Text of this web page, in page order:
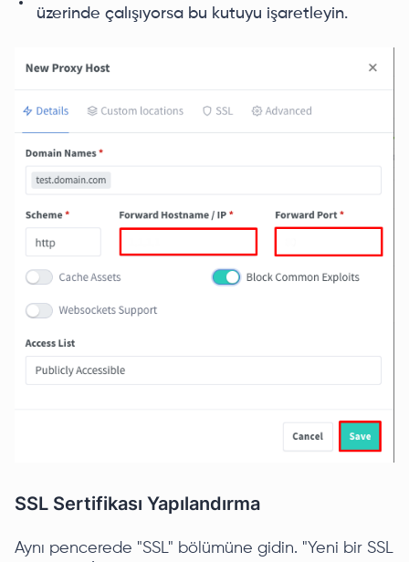
üzerinde çalışıyorsa bu kutuyu işaretleyin.
SSL Sertifikası Yapılandırma
Aynı pencerede "SSL" bölümüne gidin. "Yeni bir SSL